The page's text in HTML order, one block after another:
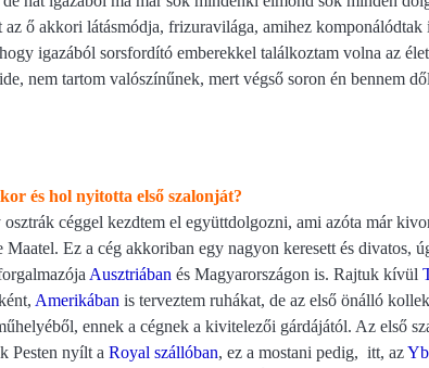
az ő akkori látásmódja, frizuravilága, amihez
igazából sorsfordító emberekkel találkoztam volna az
nem tartom valószínűnek, mert végső soron én bennem
és hol nyitotta első szalonját?
osztrák céggel kezdtem el együttdolgozni, ami azóta már
Ez a cég akkoriban egy nagyon keresett és divatos,
Ausztriában és Magyarországon is. Rajtuk kívül
Amerikában is terveztem ruhákat, de az első önálló
ennek a cégnek a kivitelezői gárdájától. Az első
Pesten nyílt a Royal szállóban, ez a mostani pedig, itt, az